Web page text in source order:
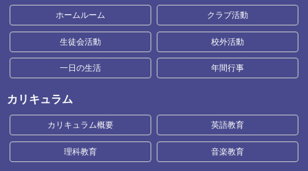
ホームルーム クラブ活動
生徒会活動 校外活動
一日の生活 年間行事
カリキュラム
カリキュラム概要 英語教育
理科教育 音楽教育